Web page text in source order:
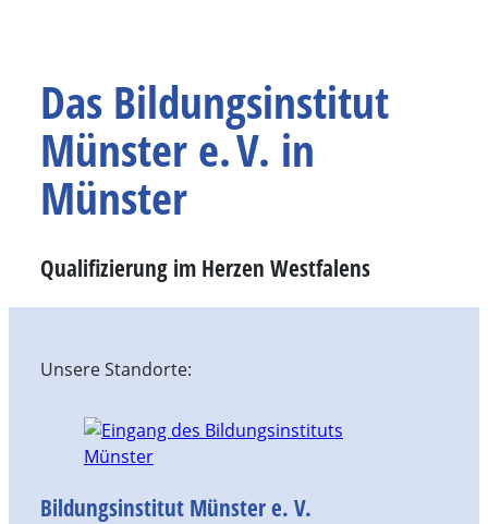
Das Bildungsinstitut
Münster e. V. in
Münster
Qualifizierung im Herzen Westfalens
Unsere Standorte:
Bildungsinstitut Münster e. V.